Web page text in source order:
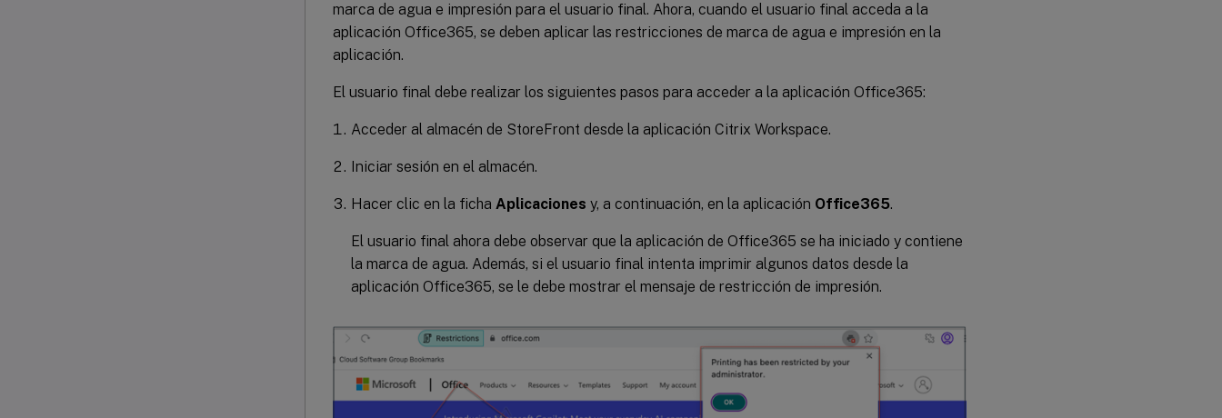
marca de agua e impresión para el usuario final. Ahora, cuando el usuario final acceda a la
aplicación Office365, se deben aplicar las restricciones de marca de agua e impresión en la
aplicación.
El usuario final debe realizar los siguientes pasos para acceder a la aplicación Office365:
Acceder al almacén de StoreFront desde la aplicación Citrix Workspace.
Iniciar sesión en el almacén.
Hacer clic en la ficha Aplicaciones y, a continuación, en la aplicación Office365.
El usuario final ahora debe observar que la aplicación de Office365 se ha iniciado y contiene
la marca de agua. Además, si el usuario final intenta imprimir algunos datos desde la
aplicación Office365, se le debe mostrar el mensaje de restricción de impresión.